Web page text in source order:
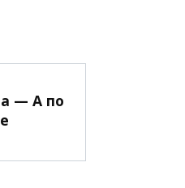
— А по